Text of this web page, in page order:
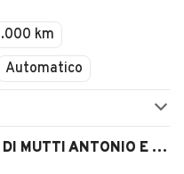
km
Automatico
MUTTI VEICOLI INDUSTRIALI DI MUTTI ANTONIO E STEFANO S.N.C.